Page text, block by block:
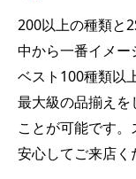
200以上の種類と
中から一番イメー
ベスト100種類以
最大級の品揃えを
ことが可能です
安心してご来店く